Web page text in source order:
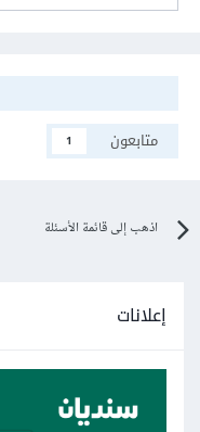
متابعون
1
اذهب إلى قائمة الأسئلة
إعلانات